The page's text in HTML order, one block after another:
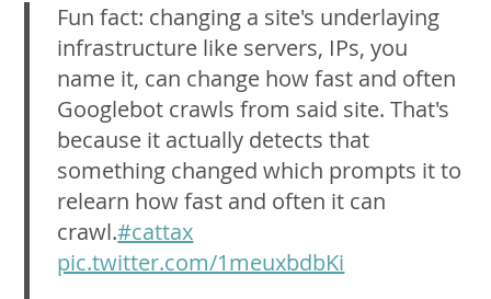
Fun fact: changing a site's underlaying
infrastructure like servers, IPs, you
name it, can change how fast and often
Googlebot crawls from said site. That's
because it actually detects that
something changed which prompts it to
relearn how fast and often it can
crawl.#cattax
pic.twitter.com/1meuxbdbKi